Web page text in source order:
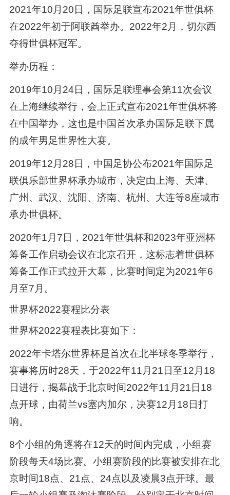
2021年10月20日，国际足联宣布2021年世俱杯
在2022年初于阿联酋举办。2022年2月，切尔西
夺得世俱杯冠军。
举办历程：
2019年10月24日，国际足联理事会第11次会议
在上海继续举行，会上正式宣布2021年世俱杯将
在中国举办，这也是中国首次承办国际足联下属
的成年男足世界性大赛。
2019年12月28日，中国足协公布2021年国际足
联俱乐部世界杯承办城市，决定由上海、天津、
广州、武汉、沈阳、济南、杭州、大连等8座城市
承办世俱杯。
2020年1月7日，2021年世俱杯和2023年亚洲杯
筹备工作启动会议在北京召开，这标志着世俱杯
筹备工作正式拉开大幕，比赛时间定为2021年6
月至7月。
世界杯2022赛程比分表
世界杯2022赛程表比赛如下：
2022年卡塔尔世界杯是首次在北半球冬季举行，
赛事将历时28天，于2022年11月21日至12月18
日进行，揭幕战于北京时间2022年11月21日18
点开球，由荷兰vs塞内加尔，决赛12月18日打
响。
8个小组的角逐将在12天的时间内完成，小组赛
阶段每天4场比赛。小组赛阶段的比赛被安排在北
京时间18点、21点、24点以及凌晨3点开球。最